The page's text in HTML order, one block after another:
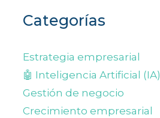
Categorías
Estrategia empresarial
🤖 Inteligencia Artificial (IA)
Gestión de negocio
Crecimiento empresarial